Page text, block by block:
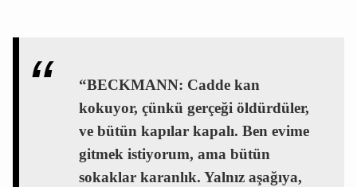
“BECKMANN: Cadde kan
kokuyor, çünkü gerçeği öldürdüler,
ve bütün kapılar kapalı. Ben evime
gitmek istiyorum, ama bütün
sokaklar karanlık. Yalnız aşağıya,